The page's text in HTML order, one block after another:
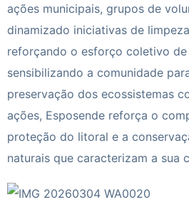
ações municipais, grupos de
dinamizado iniciativas de
reforçando o esforço coletivo
sensibilizando a comunidade
preservação dos ecossistemas
ações, Esposende reforça o
proteção do litoral e a
naturais que caracterizam a sua